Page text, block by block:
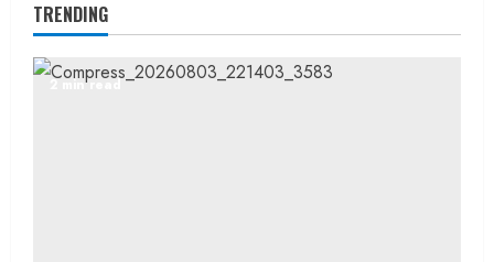
TRENDING
2 min read